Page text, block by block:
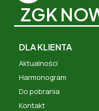
ZGK
DLA KLIENTA
Aktualności
Harmonogram
Do pobrania
Kontakt